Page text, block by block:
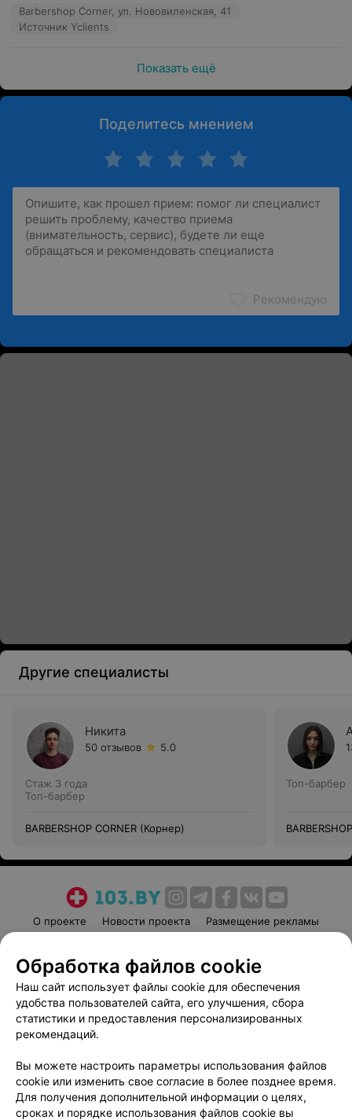
Barbershop Corner, ул. Нововиленская, 41
Источник Yclients
Показать ещё
Поделитесь мнением
Рекомендую
Другие специалисты
Никита
50 отзывов 5.0
Стаж 3 года
Топ-барбер
BARBERSHOP CORNER (Корнер)
Топ-барбер
О проекте Новости проекта
Размещение рекламы
Пользовательское соглашение
Способы оплаты
Вакансии
Партнеры
Написать руководителю 103.by
Обработка персональных данных
Обработка файлов cookie
Наш сайт использует файлы cookie для обеспечения
удобства пользователей сайта, его улучшения, сбора
статистики и предоставления персонализированных
рекомендаций.
Вы можете настроить параметры использования файлов
cookie или изменить свое согласие в более позднее время.
Для получения дополнительной информации о целях,
сроках и порядке использования файлов cookie вы